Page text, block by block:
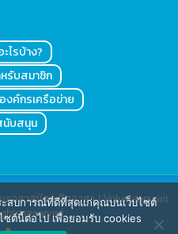
ไรบ้าง?
รับสมาชิก
งค์กรเครือข่าย
นับสนุน
อาสาสมัคร จิตอาสา | Volunteerspirit
reserved.
ะสบการณ์ที่ดีที่สุดแก่คุณบนเว็บไซต์
ซต์นี้ต่อไป เพื่อยอมรับ cookies